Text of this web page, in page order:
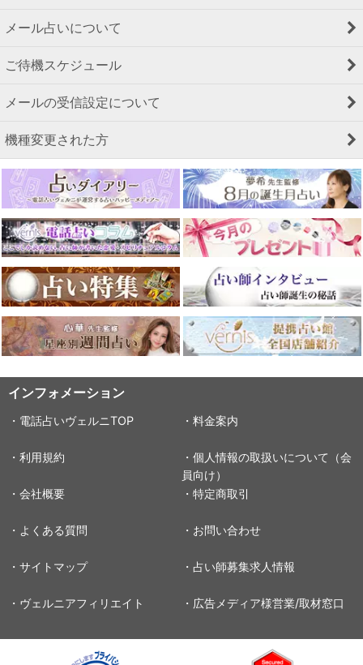
メール占いについて
ご待機スケジュール
メールの受信設定について
機種変更された方
インフォメーション
・電話占いヴェルニTOP ・料金案内
・利用規約
・個人情報の取扱いについて（会
員向け）
・会社概要
・特定商取引
・よくある質問 ・お問い合わせ
・サイトマップ ・占い師募集求人情報
・ヴェルニアフィリエイト ・広告メディア様営業/取材窓口